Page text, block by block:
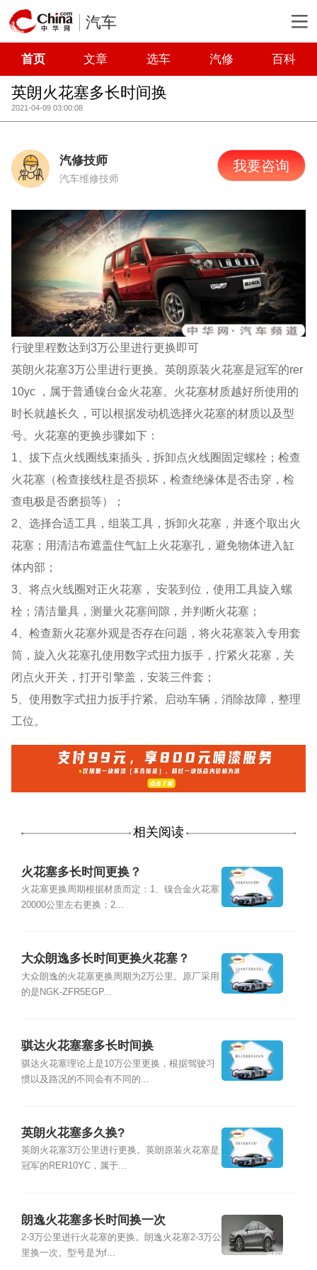
汽车
首页 文章 选车 汽修 百科
英朗火花塞多长时间换
2021-04-09 03:00:08
汽修技师
汽车维修技师
我要咨询
行驶里程数达到3万公里进行更换即可
英朗火花塞3万公里进行更换。英朗原装火花塞是冠军的rer
10yc ，属于普通镍台金火花塞。火花塞材质越好所使用的
时长就越长久，可以根据发动机选择火花塞的材质以及型
号。火花塞的更换步骤如下：
1、拔下点火线圈线束插头，拆卸点火线圈固定螺栓；检查
火花塞（检查接线柱是否损坏，检查绝缘体是否击穿，检
查电极是否磨损等）；
2、选择合适工具，组装工具，拆卸火花塞，并逐个取出火
花塞；用清洁布遮盖住气缸上火花塞孔，避免物体进入缸
体内部；
3、将点火线圈对正火花塞， 安装到位，使用工具旋入螺
栓；清洁量具，测量火花塞间隙，并判断火花塞；
4、检查新火花塞外观是否存在问题，将火花塞装入专用套
筒，旋入火花塞孔使用数字式扭力扳手，拧紧火花塞，关
闭点火开关，打开引擎盖，安装三件套；
5、使用数字式扭力扳手拧紧。启动车辆，消除故障，整理
工位。
相关阅读
火花塞多长时间更换？
火花塞更换周期根据材质而定：1、镍合金火花塞
20000公里左右更换；2...
大众朗逸多长时间更换火花塞？
大众朗逸的火花塞更换周期为2万公里。原厂采用
的是NGK-ZFR5EGP...
骐达火花塞塞多长时间换
骐达火花塞理论上是10万公里更换，根据驾驶习
惯以及路况的不同会有不同的...
英朗火花塞多久换?
英朗火花塞3万公里进行更换。英朗原装火花塞是
冠军的RER10YC，属于...
朗逸火花塞多长时间换一次
2-3万公里进行火花塞的更换。朗逸火花塞2-3万公
里换一次。型号是为f...